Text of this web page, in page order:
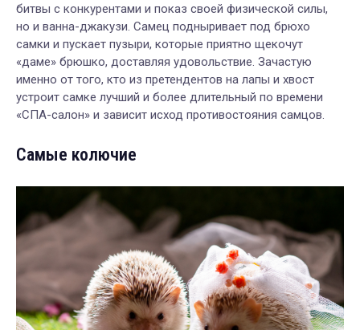
битвы с конкурентами и показ своей физической силы,
но и ванна-джакузи. Самец подныривает под брюхо
самки и пускает пузыри, которые приятно щекочут
«даме» брюшко, доставляя удовольствие. Зачастую
именно от того, кто из претендентов на лапы и хвост
устроит самке лучший и более длительный по времени
«СПА-салон» и зависит исход противостояния самцов.
Самые колючие